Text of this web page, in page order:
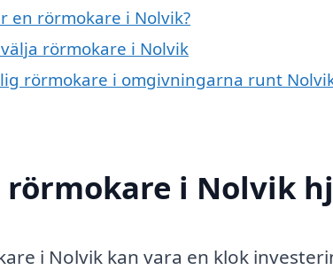
en rörmokare i Nolvik?
rörmokare i Nolvik
rörmokare i omgivningarna runt
rörmokare i Nolvik
i Nolvik kan vara en klok